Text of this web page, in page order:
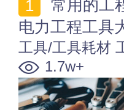
电力工程工具
工具/工具耗材
1.7w+